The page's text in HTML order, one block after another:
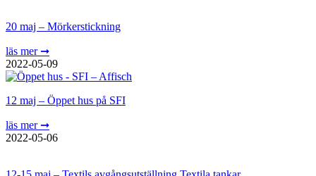
20 maj – Mörkerstickning
läs mer ➞
2022-05-09
12 maj – Öppet hus på SFI
läs mer ➞
2022-05-06